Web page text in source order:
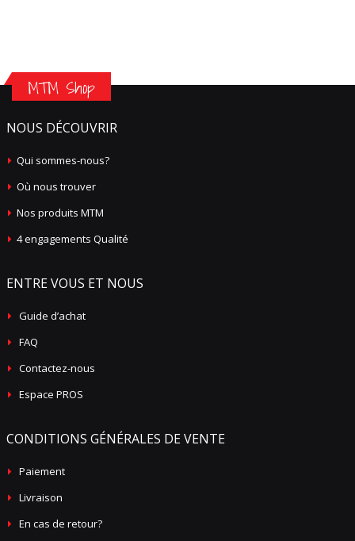
MTM Shop
NOUS DÉCOUVRIR
Qui sommes-nous?
Où nous trouver
Nos produits MTM
4 engagements Qualité
ENTRE VOUS ET NOUS
Guide d’achat
FAQ
Contactez-nous
Espace PROS
CONDITIONS GÉNÉRALES DE VENTE
Paiement
Livraison
En cas de retour?